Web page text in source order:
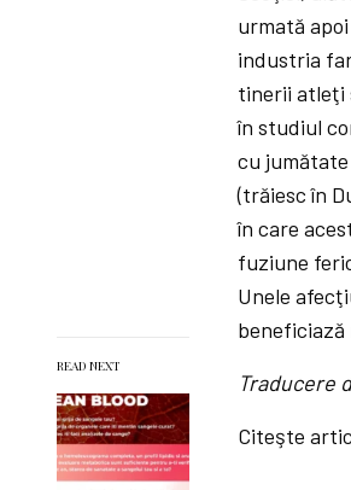
READ NEXT
urmată
industria
tinerii atleţi
în studiul
cu
(trăiesc în
în care
fuziune
Unele
Traducere
Citeşte